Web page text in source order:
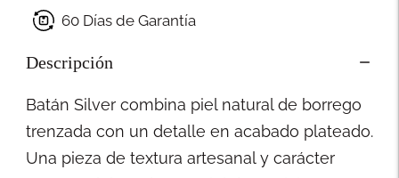
60 Días de Garantía
Descripción
Batán Silver combina piel natural de borrego
trenzada con un detalle en acabado plateado.
Una pieza de textura artesanal y carácter